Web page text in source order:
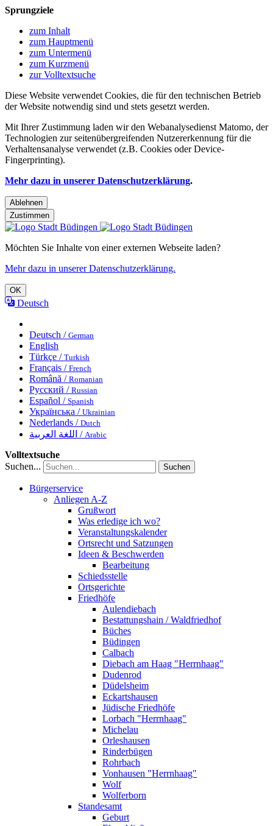
Sprungziele
zum Inhalt
zum Hauptmenü
zum Untermenü
zum Kurzmenü
zur Volltextsuche
Diese Website verwendet Cookies, die für den technischen Betrieb
der Website notwendig sind und stets gesetzt werden.
Mit Ihrer Zustimmung laden wir den Webanalysedienst Matomo, der
Technologien zur seitenübergreifenden Nutzererkennung für die
Verhaltensanalyse verwendet (z.B. Cookies oder Device-
Fingerprinting).
Mehr dazu in unserer Datenschutzerklärung.
Ablehnen
Zustimmen
Möchten Sie Inhalte von einer externen Webseite laden?
Mehr dazu in unserer Datenschutzerklärung.
OK
Deutsch
Deutsch / German
English
Türkçe / Turkish
Français / French
Română / Romanian
Русский / Russian
Español / Spanish
Українська / Ukrainian
Nederlands / Dutch
اللغة العربية / Arabic
Volltextsuche
Suchen...
Suchen
Bürgerservice
Anliegen A-Z
Grußwort
Was erledige ich wo?
Veranstaltungskalender
Ortsrecht und Satzungen
Ideen & Beschwerden
Bearbeitung
Schiedsstelle
Ortsgerichte
Friedhöfe
Aulendiebach
Bestattungshain / Waldfriedhof
Büches
Büdingen
Calbach
Diebach am Haag "Herrnhaag"
Dudenrod
Düdelsheim
Eckartshausen
Jüdische Friedhöfe
Lorbach "Herrnhaag"
Michelau
Orleshausen
Rinderbügen
Rohrbach
Vonhausen "Herrnhaag"
Wolf
Wolferborn
Standesamt
Geburt